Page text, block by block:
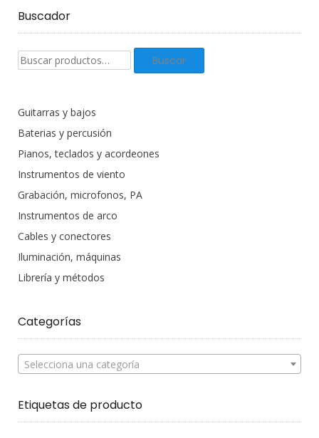
Buscador
Buscar
productos:
Buscar
Guitarras y bajos
Baterias y percusión
Pianos, teclados y acordeones
Instrumentos de viento
Grabación, microfonos, PA
Instrumentos de arco
Cables y conectores
Iluminación, máquinas
Librería y métodos
Categorías
Selecciona una categoría
Etiquetas de producto